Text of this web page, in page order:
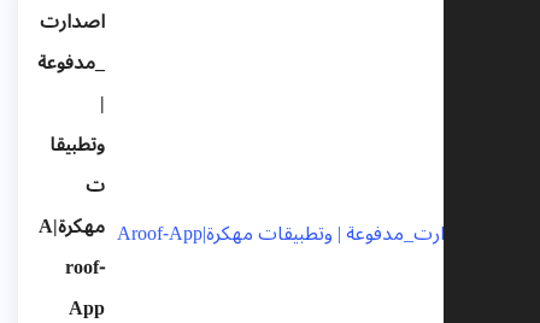
اصدارت
_مدفوعة
|
وتطبيقا
ت
مهكرة|A
roof-
App